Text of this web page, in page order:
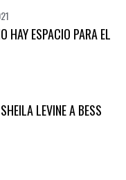
HAY ESPACIO PARA EL
LEVINE A BESS